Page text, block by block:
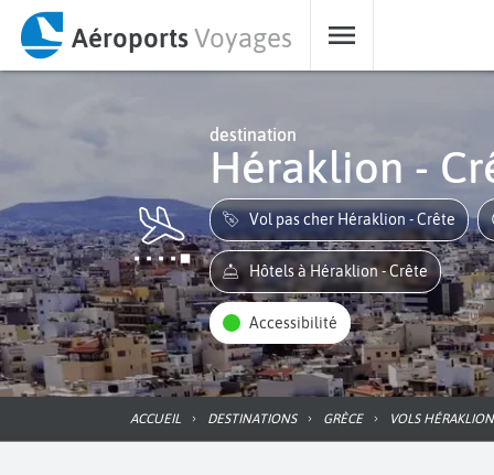
AéroportsVoyages
destination
Héraklion -
Vol pas cher Héraklion - Crête
Hôtels à Héraklion - Crête
Accessibilité
ACCUEIL DESTINATIONS GRÈCE VOLS